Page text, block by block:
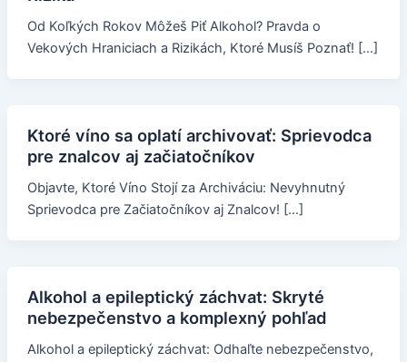
Od Koľkých Rokov Môžeš Piť Alkohol? Pravda o
Vekových Hraniciach a Rizikách, Ktoré Musíš Poznať! […]
Ktoré víno sa oplatí archivovať: Sprievodca
pre znalcov aj začiatočníkov
Objavte, Ktoré Víno Stojí za Archiváciu: Nevyhnutný
Sprievodca pre Začiatočníkov aj Znalcov! […]
Alkohol a epileptický záchvat: Skryté
nebezpečenstvo a komplexný pohľad
Alkohol a epileptický záchvat: Odhaľte nebezpečenstvo,